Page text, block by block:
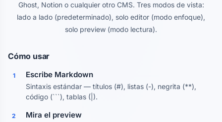
Ghost, Notion o cualquier otro CMS. Tres modos de vista:
lado a lado (predeterminado), solo editor (modo enfoque),
solo preview (modo lectura).
Cómo usar
1 Escribe Markdown
Sintaxis estándar — títulos (#), listas (-), negrita (**),
código (```), tablas (|).
2 Mira el preview